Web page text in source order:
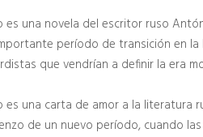
es una novela del escritor ruso
período de transición en
que vendrían a definir la era
es una carta de amor a la literatura
de un nuevo período, cuando